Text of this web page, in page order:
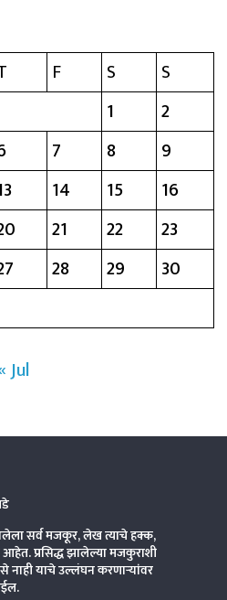
F S
S
1
2
7 8
9
14 15
16
21 22
23
28 29
30
Jul
सर्व मजकूर, लेख त्याचे हक्क,
प्रसिद्ध झालेल्या मजकुराशी
याचे उल्लंघन करणाऱ्यांवर